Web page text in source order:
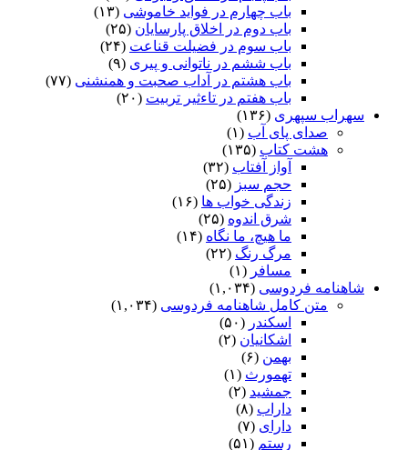
باب چهارم در فواید خاموشى (۱۳)
باب دوم در اخلاق پارسایان (۲۵)
باب سوم در فضیلت قناعت (۲۴)
باب ششم در ناتوانى و پیرى (۹)
باب هشتم در آداب صحبت و همنشنى (۷۷)
باب هفتم در تاءثیر تربیت (۲۰)
سهراب سپهری (۱۳۶)
صدای پای آب (۱)
هشت کتاب (۱۳۵)
آواز آفتاب (۳۲)
حجم سبز (۲۵)
زندگی خواب ها (۱۶)
شرق اندوه (۲۵)
ما هیچ، ما نگاه (۱۴)
مرگ رنگ (۲۲)
مسافر (۱)
شاهنامه فردوسی (۱,۰۳۴)
متن کامل شاهنامه فردوسی (۱,۰۳۴)
اسکندر (۵۰)
اشکانیان (۲)
بهمن (۶)
تهمورث (۱)
جمشید (۲)
داراب (۸)
دارای (۷)
رستم (۵۱)